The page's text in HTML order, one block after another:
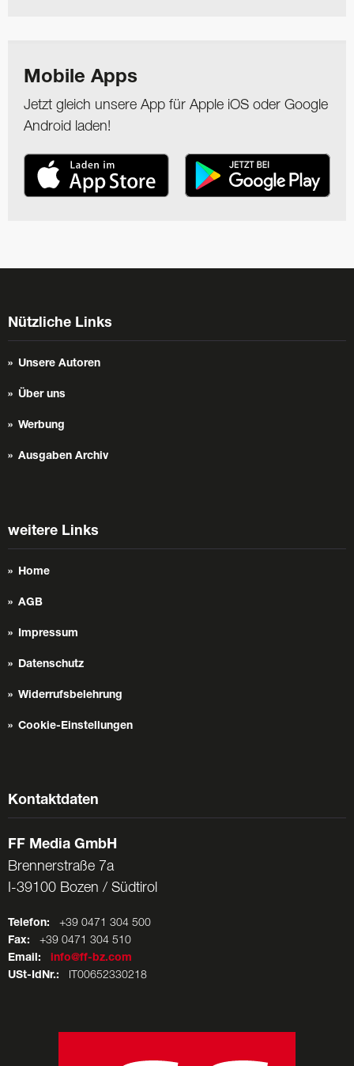
Mobile Apps
Jetzt gleich unsere App für Apple iOS oder Google
Android laden!
Nützliche Links
Unsere Autoren
Über uns
Werbung
Ausgaben Archiv
weitere Links
Home
AGB
Impressum
Datenschutz
Widerrufsbelehrung
Cookie-Einstellungen
Kontaktdaten
FF Media GmbH
Brennerstraße 7a
I-39100 Bozen / Südtirol
Telefon: +39 0471 304 500
Fax: +39 0471 304 510
Email:
info@ff-bz.com
USt-IdNr.: IT00652330218